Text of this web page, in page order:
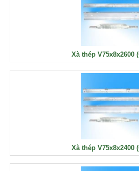
Xà thép V75x8x2600
Xà thép V75x8x2400